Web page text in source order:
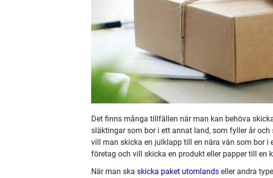
Det finns många tillfällen när man kan behöva
släktingar som bor i ett annat land, som fyller år
vill man skicka en julklapp till en nära vän som bor i
företag och vill skicka en produkt eller papper till en
När man ska skicka paket utomlands eller andra